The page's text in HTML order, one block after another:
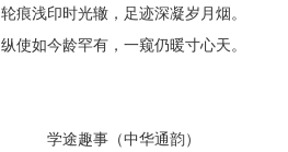
轮痕浅印时光辙，足迹深凝岁月烟。
纵使如今龄罕有，一窥仍暖寸心天。
学途趣事（中华通韵）